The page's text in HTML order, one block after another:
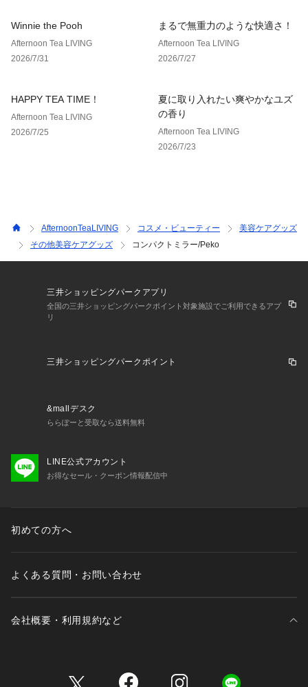
Winnie the Pooh
Afternoon Tea LIVING
2026/7/31
まるで無重力のような快適さ！
Afternoon Tea LIVING
2026/7/27
HAPPY TEA TIME！
Afternoon Tea LIVING
2026/7/25
夏に取り入れたい爽やかなユズ
の香り
Afternoon Tea LIVING
2026/7/23
AfternoonTeaLIVING コスメ・ビューティー
美容ケアグッズ
その他美容ケアグッズ
コンパクトミラー/Peko
三井ショッピングパークアプリ
全国の三井ショッピングパークポイント対象施設でご利用できるアプ
リ
三井ショッピングパークポイント
&mallデスク
ららぽーと受取なら送料無料
LINE公式アカウント
お得なセール・クーポン情報配信中
初めての方へ
よくある質問・お問い合わせ
会社概要・利用規約など